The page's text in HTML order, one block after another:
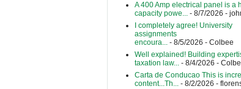
A 400 Amp electrical panel is a
capacity powe... - 8/7/2026 -
I completely agree! University
assignments
encoura... - 8/5/2026 - Colbee
Well explained! Building
taxation law... - 8/4/2026 -
Carta de Conducao This is
content...Th... - 8/2/2026 -